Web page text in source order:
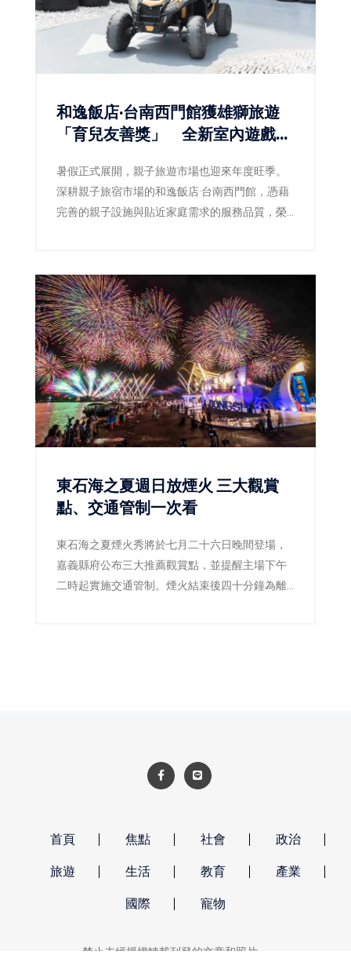
和逸飯店·台南西門館獲雄獅旅遊
「育兒友善獎」 全新室內遊戲室
暑假正式展開，親子旅遊市場也迎來年度旺季。
深耕親子旅宿市場的和逸飯店·台南西門館，憑藉
完善的親子設施與貼近家庭需求的服務品質，榮
到來，飯店同步推出全新室內遊戲空間「和逸囡
仔埕」，並規劃「FUN暑假 1+1放電趣」體驗套票
及「雙樂園放電大冒險」住房專案，從室內外遊
樂設施、親子互動體驗到台南特色美食一次串
聯，打造寓教於樂、吃住玩一站滿足的城市親子
假期。
東石海之夏週日放煙火 三大觀賞
點、交通管制一次看
東石海之夏煙火秀將於七月二十六日晚間登場，
嘉義縣府公布三大推薦觀賞點，並提醒主場下午
二時起實施交通管制。煙火結束後四十分鐘為離
首頁 焦點 社會 政治
旅遊 生活 教育 產業
國際 寵物
禁止未經授權轉載刊登的文章和照片。